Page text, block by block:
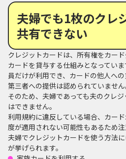
夫婦でも1枚のクレ
共有できない
クレジットカードは、所有権をカー
カードを貸与する仕組みとなってい
員だけが利用でき、カードの他人へ
第三者への提供は認められていません
そのため、夫婦であっても夫のクレ
はできません。
利用規約に違反している場合、カー
度が適用されない可能性もあるため注
夫婦でクレジットカードを使う方法
が挙げられます。